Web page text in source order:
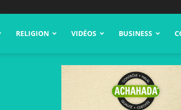
RELIGION VIDÉOS BUSINESS